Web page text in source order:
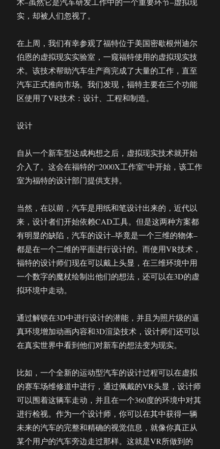
VR
设
概
念
车
实，却被人们忽视了。
在上周，我们有幸参观了福特位于美国密歇根州迪尔
伯恩的虚拟现实实验室，一窥福特使用的虚拟现实技
术。该技术帮助汽车生产商完成了大量的工作，直至
汽车正式推向市场。我们发现，福特主要在三个功能
区使用了VR技术：设计、工程和制造。
设计
自从一个新车型达成构想之后，虚拟现实技术就开始
介入了。这会在福特的“2000X工作室”中开始，该工作
室为福特的设计部门提供支持。
当然，在以前，汽车是用纸和笔设计出来的，近代以
来，设计者们开始依赖CAD工具。但是这两种方案都
有明显的缺陷，汽车的设计–毕竟是一个三维的物体–
都是在一个二维的平面进行设计的。而使用VR技术，
福特的设计师们现在可以戴上头显，在三维环境中用
一个数字的魔杖绘制出他们的想法，还可以在3D的虚
拟环境中走动。
通过解锁在3D中进行设计的潜能，并且为照片级的逼
真环境增加动画内容和3D渲染技术，设计师们还可以
在真实世界中看到他们对新车的想法变为现实。
比如，一个全新的运动型汽车的设计过程可以在虚拟
的赛车场维修道中进行，通过佩戴的VR头显，设计师
可以围着这辆车走动，并且在一个360度的环境中对其
进行检视。作为一个设计师，你可以在其中获得一辆
未来的汽车的完整和精确的视觉信息，就像你真正从
某个用户的汽车旁边走过那样。这就是VR所做到的